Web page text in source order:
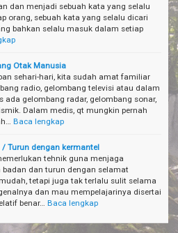
dan menjadi sebuah kata yang selalu
orang, sebuah kata yang selalu dicari
bahkan selalu masuk dalam setiap
Otak Manusia
sehari-hari, kita sudah amat familiar
radio, gelombang televisi atau dalam
ada gelombang radar, gelombang sonar,
Dalam medis, qt mungkin pernah
Baca lengkap
/ Turun dengan kermantel
tehnik guna menjaga
badan dan turun dengan selamat
tetapi juga tak terlalu sulit selama
dan mau mempelajarinya disertai
benar…
Baca lengkap